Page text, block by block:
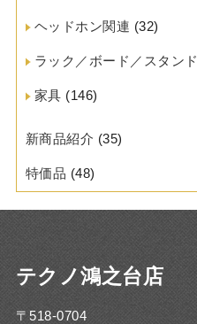
ヘッドホン関連 (32)
ラック／ボード／スタンド
家具 (146)
新商品紹介 (35)
特価品 (48)
テクノ鴻之台店
〒518-0704